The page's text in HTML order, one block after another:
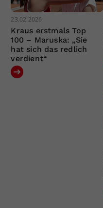
23.02.2026
Kraus erstmals Top
100 – Maruska: „Sie
hat sich das redlich
verdient“